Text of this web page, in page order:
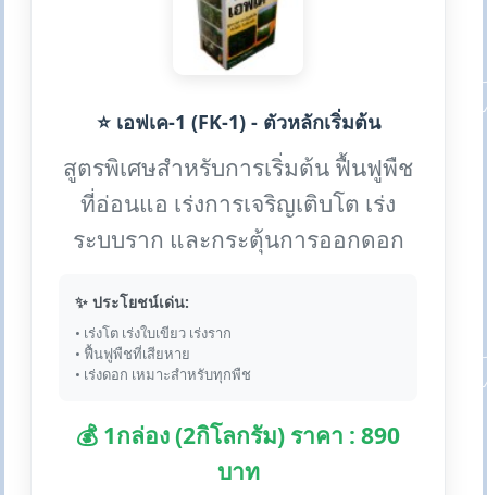
⭐ เอฟเค-1 (FK-1) - ตัวหลักเริ่มต้น
สูตรพิเศษสำหรับการเริ่มต้น ฟื้นฟูพืช
ที่อ่อนแอ เร่งการเจริญเติบโต เร่ง
ระบบราก และกระตุ้นการออกดอก
✨ ประโยชน์เด่น:
• เร่งโต เร่งใบเขียว เร่งราก
• ฟื้นฟูพืชที่เสียหาย
• เร่งดอก เหมาะสำหรับทุกพืช
💰 1กล่อง (2กิโลกรัม) ราคา : 890
บาท